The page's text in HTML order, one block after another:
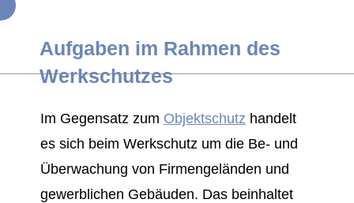
Aufgaben im Rahmen des
Werkschutzes
Im Gegensatz zum Objektschutz handelt
es sich beim Werkschutz um die Be- und
Überwachung von Firmengeländen und
gewerblichen Gebäuden. Das beinhaltet